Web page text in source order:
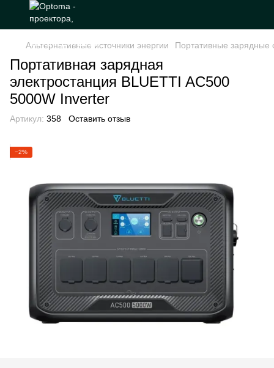
Альтернативные источники энергии Портативные зарядные
Портативная зарядная
электростанция BLUETTI AC500
5000W Inverter
Артикул: 358 Оставить отзыв
−2%